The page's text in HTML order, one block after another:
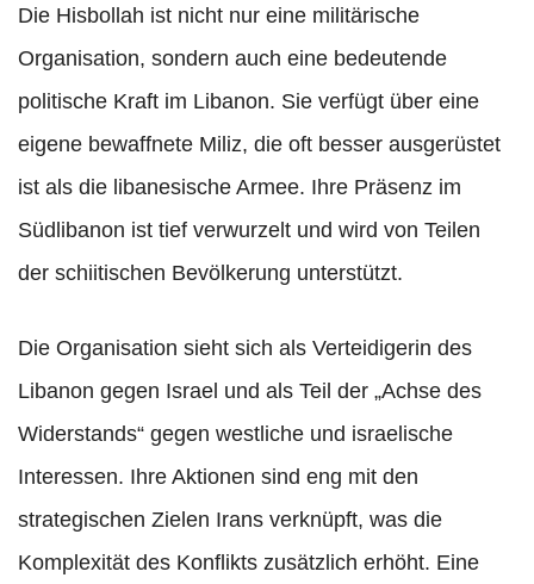
Die Hisbollah ist nicht nur eine militärische
Organisation, sondern auch eine bedeutende
politische Kraft im Libanon. Sie verfügt über eine
eigene bewaffnete Miliz, die oft besser ausgerüstet
ist als die libanesische Armee. Ihre Präsenz im
Südlibanon ist tief verwurzelt und wird von Teilen
der schiitischen Bevölkerung unterstützt.
Die Organisation sieht sich als Verteidigerin des
Libanon gegen Israel und als Teil der „Achse des
Widerstands“ gegen westliche und israelische
Interessen. Ihre Aktionen sind eng mit den
strategischen Zielen Irans verknüpft, was die
Komplexität des Konflikts zusätzlich erhöht. Eine